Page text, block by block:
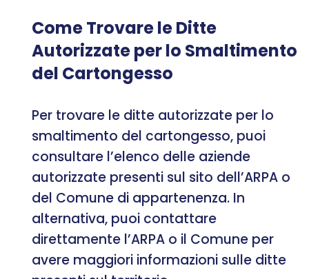
Come Trovare le Ditte
Autorizzate per lo Smaltimento
del Cartongesso
Per trovare le ditte autorizzate per lo
smaltimento del cartongesso, puoi
consultare l’elenco delle aziende
autorizzate presenti sul sito dell’ARPA o
del Comune di appartenenza. In
alternativa, puoi contattare
direttamente l’ARPA o il Comune per
avere maggiori informazioni sulle ditte